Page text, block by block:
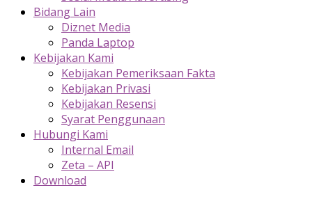
Bidang Lain
Diznet Media
Panda Laptop
Kebijakan Kami
Kebijakan Pemeriksaan Fakta
Kebijakan Privasi
Kebijakan Resensi
Syarat Penggunaan
Hubungi Kami
Internal Email
Zeta – API
Download